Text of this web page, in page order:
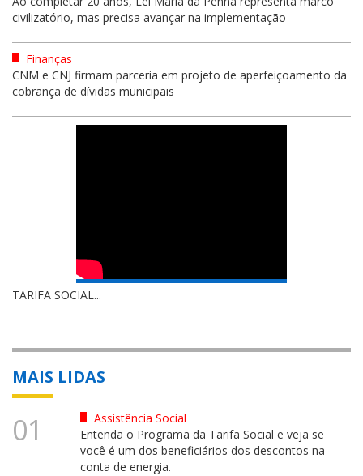
civilizatório, mas precisa avançar na implementação
Finanças
CNM e CNJ firmam parceria em projeto de aperfeiçoamento da
cobrança de dívidas municipais
TARIFA SOCIAL...
MAIS LIDAS
01
Assistência Social
Entenda o Programa da Tarifa Social e veja se
você é um dos beneficiários dos descontos na
conta de energia.